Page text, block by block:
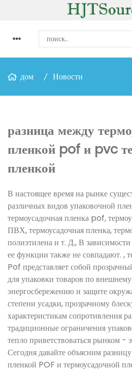
дом Новости
разница между
пленкой pof и pvc
пленкой
В настоящее время на рынке
различных видов упаковочной
термоусадочная пленка pof,
ПВХ, термоусадочная пленка,
полиэтилена и т. Д., В
ее функции также не совпадают. ,
Pof представляет собой
для упаковки товаров по
энергосбережению и защите
степени усадки, прозрачному
характеристикам сопротивления
традиционные ограничения
тепло приветствоваться рынком -
Сегодня давайте объясним
пленкой POF и термоусадочной